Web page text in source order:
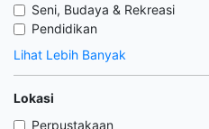
Seni, Budaya & Rekreasi
Pendidikan
Lihat Lebih Banyak
Lokasi
Perpustakaan